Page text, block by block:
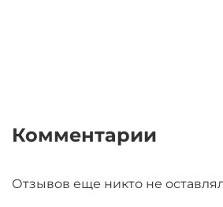
Комментарии
Отзывов еще никто не